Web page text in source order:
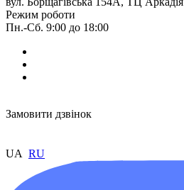
Режим роботи
Пн.-Сб. 9:00 до 18:00
Замовити дзвінок
UA RU